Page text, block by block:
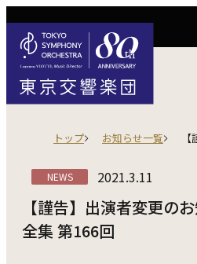
トップ お知らせ一覧 【
NEWS 2021.3.11
【謹告】出演者変更の
全集 第166回